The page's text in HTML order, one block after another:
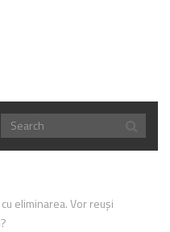
eliminarea. Vor reuşi